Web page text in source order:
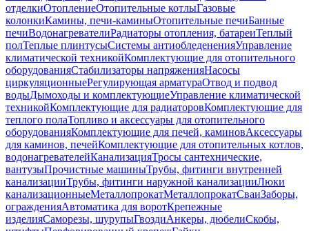
отделкиОтоплениеОтопительные котлыГазовые
колонкиКамины, печи-каминыОтопительные печиБанные
печиВодонагревателиРадиаторы отопления, батареиТеплый
полТеплые плинтусыСистемы антиобледененияУправление
климатической техникойКомплектующие для отопительного
оборудованияСтабилизаторы напряженияНасосы
циркуляционныеРегулирующая арматураОтвод и подвод
водыДымоходы и комплектующиеУправление климатической
техникойКомплектующие для радиаторовКомплектующие для
теплого полаТопливо и аксессуары для отопительного
оборудованияКомплектующие для печей, каминовАксессуары
для каминов, печейКомплектующие для отопительных котлов,
водонагревателейКанализацияТросы сантехнические,
вантузыПрочистные машиныТрубы, фитинги внутренней
канализацииТрубы, фитинги наружной канализацииЛюки
канализационныеМеталлопрокатМеталлопрокатСваиЗаборы,
огражденияАвтоматика для воротКрепежные
изделияСаморезы, шурупыГвоздиАнкеры, дюбелиСкобы,